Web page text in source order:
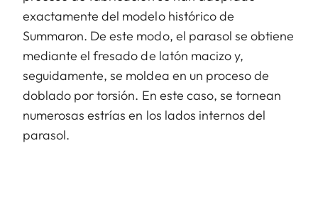
exactamente del modelo histórico de
Summaron. De este modo, el parasol se obtiene
mediante el fresado de latón macizo y,
seguidamente, se moldea en un proceso de
doblado por torsión. En este caso, se tornean
numerosas estrías en los lados internos del
parasol.